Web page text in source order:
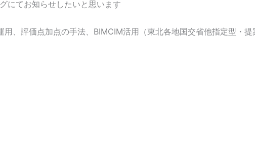
にてお知らせしたいと思います
、評価点加点の手法、BIMCIM活用（東北各地国交省他指定型・